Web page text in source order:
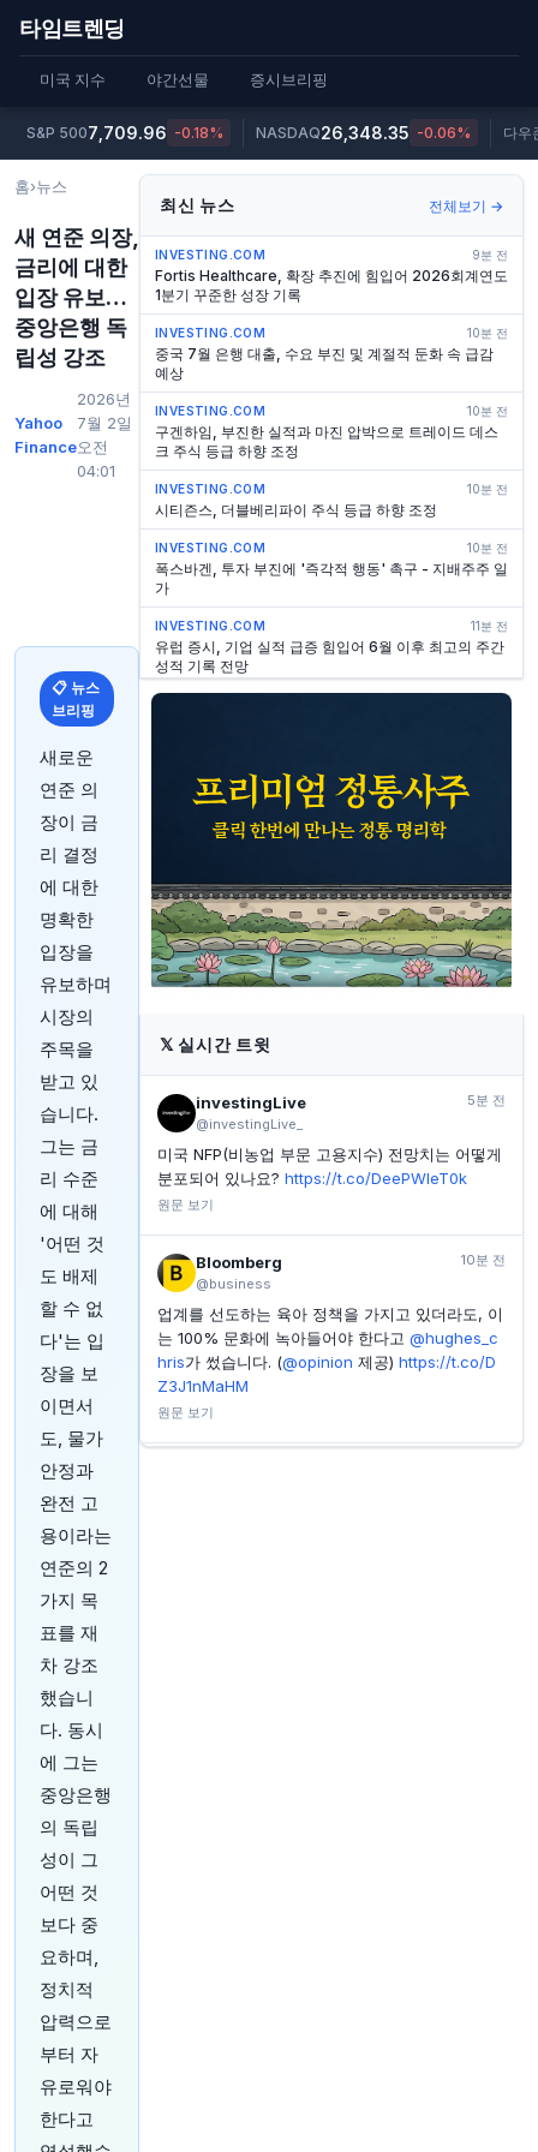
타임트렌딩
미국 지수 야간선물 증시브리핑
S&P 5007,709.96 -0.18% NASDAQ26,348.35 -0.06% 다우
홈›뉴스
새 연준 의장,
금리에 대한
입장 유보…
중앙은행 독
립성 강조
Yahoo
Finance
2026년
7월 2일
오전
04:01
📋 뉴스
브리핑
새로운
연준 의
장이 금
리 결정
에 대한
명확한
입장을
유보하며
시장의
주목을
받고 있
습니다.
그는 금
리 수준
에 대해
'어떤 것
도 배제
할 수 없
다'는 입
장을 보
이면서
도, 물가
안정과
완전 고
용이라는
연준의 2
가지 목
표를 재
차 강조
했습니
다. 동시
에 그는
중앙은행
의 독립
성이 그
어떤 것
보다 중
요하며,
정치적
압력으로
부터 자
유로워야
한다고
최신 뉴스 전체보기 →
INVESTING.COM 9분 전
Fortis Healthcare, 확장 추진에 힘입어 2026회계연도
1분기 꾸준한 성장 기록
INVESTING.COM 10분 전
중국 7월 은행 대출, 수요 부진 및 계절적 둔화 속 급감
예상
INVESTING.COM 10분 전
구겐하임, 부진한 실적과 마진 압박으로 트레이드 데스
크 주식 등급 하향 조정
INVESTING.COM 10분 전
시티즌스, 더블베리파이 주식 등급 하향 조정
INVESTING.COM 10분 전
폭스바겐, 투자 부진에 '즉각적 행동' 촉구 - 지배주주 일
가
INVESTING.COM 11분 전
유럽 증시, 기업 실적 급증 힘입어 6월 이후 최고의 주간
성적 기록 전망
INVESTING.COM
옥스퍼드 바이오메디카, 수익 전망치 하향 조정에 주가
다임러 트럭, 2026년 2분기 실적 호조 기록, 전망 상향
조정
INVESTING.COM 30분 전
브렌트유, 배어 플래그 구간 $83.54 근처에서 주요 레
벨 테스트: 실시간 시간별 분석
런던 천연가스, 시간별 $1,228 저항선 직면
INVESTING.COM 30분 전
구리, 포물선형 최고점 기록 후 시간당 6.75달러에서 주
춤
INVESTING.COM 30분 전
WTI 원유, 80.84달러 저항선 아래서 등락 지속: 실시간
M Winkworth, 비상임 의장 상대로 소송 제기
INVESTING.COM
비자야 다이아그노스틱, FY27 1분기 실적 발표: 매출
22.8% 성장, 마진 확대
𝕏 실시간 트윗
investingLive
@investingLive_
5분 전
미국 NFP(비농업 부문 고용지수) 전망치는 어떻게
분포되어 있나요? https://t.co/DeePWIeT0k
원문 보기
Bloomberg
@business
10분 전
업계를 선도하는 육아 정책을 가지고 있더라도, 이
는 100% 문화에 녹아들어야 한다고 @hughes_c
hris가 썼습니다. (@opinion 제공) https://t.co/D
Z3J1nMaHM
원문 보기